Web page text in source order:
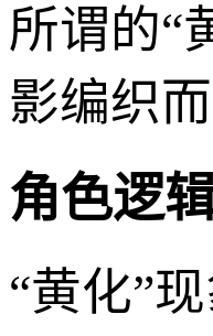
所谓的“
影编织
角色逻
“黄化”